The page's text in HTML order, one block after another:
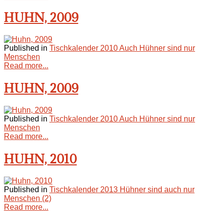
HUHN, 2009
Published in Tischkalender 2010 Auch Hühner sind nur
Menschen
Read more...
HUHN, 2009
Published in Tischkalender 2010 Auch Hühner sind nur
Menschen
Read more...
HUHN, 2010
Published in Tischkalender 2013 Hühner sind auch nur
Menschen (2)
Read more...